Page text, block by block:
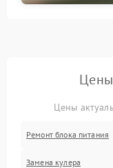
Цены
Цены
Ремонт блока питания
Замена кулера